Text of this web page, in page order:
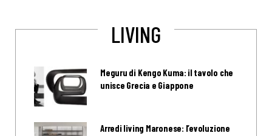
LIVING
Meguru di Kengo Kuma: il tavolo che
unisce Grecia e Giappone
Arredi living Maronese: l’evoluzione